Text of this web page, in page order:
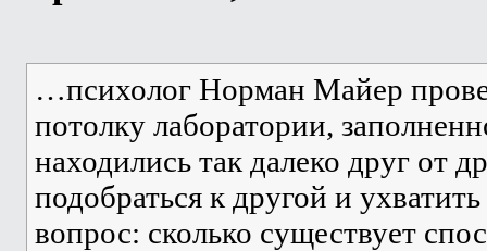
…психолог Норман Майер
потолку лаборатории,
находились так далеко друг от
подобраться к другой и
вопрос: сколько существует